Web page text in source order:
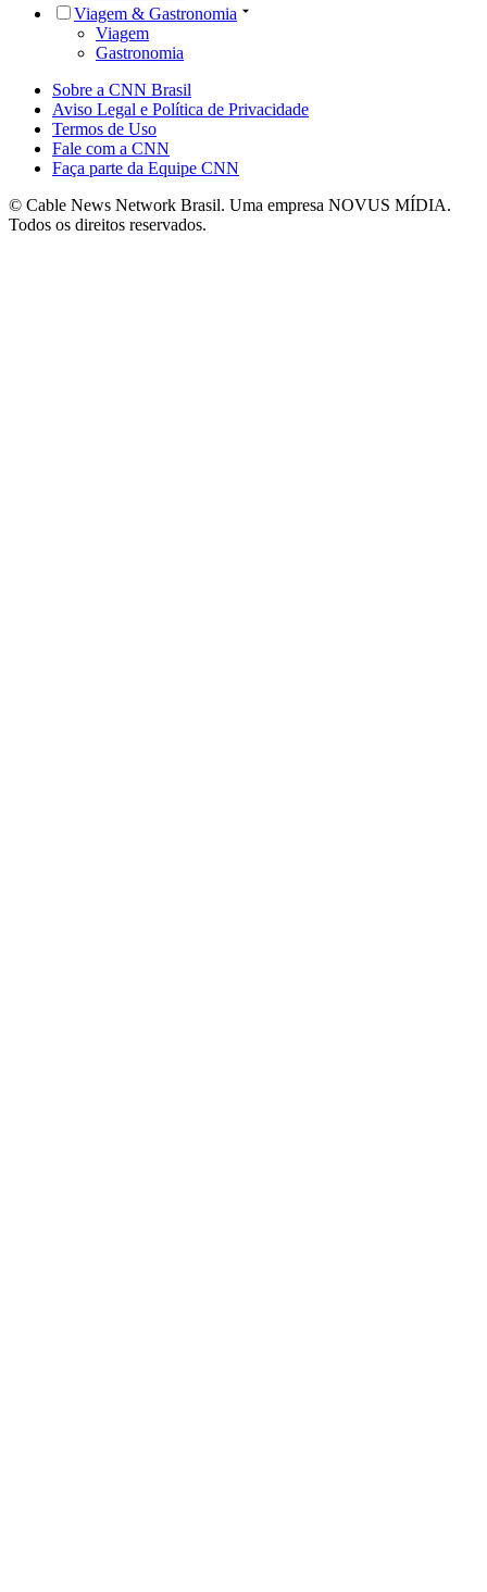
Viagem & Gastronomia
Viagem
Gastronomia
Sobre a CNN Brasil
Aviso Legal e Política de Privacidade
Termos de Uso
Fale com a CNN
Faça parte da Equipe CNN
© Cable News Network Brasil. Uma empresa NOVUS MÍDIA.
Todos os direitos reservados.